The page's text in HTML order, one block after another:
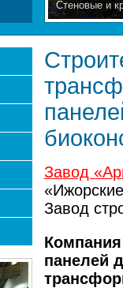
Стеновые и
Завод
Завод
панелей